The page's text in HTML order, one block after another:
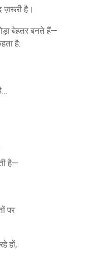
ज़रूरी है।
बेहतर बनते हैं—
है:
है—
पर
हों,